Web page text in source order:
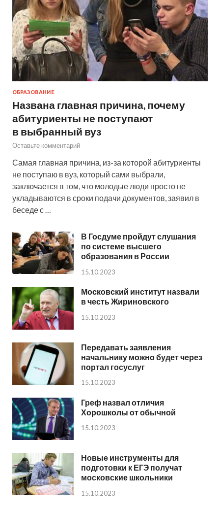
ОБРАЗОВАНИЕ
Названа главная причина, почему
абитуриенты не поступают
в выбранный вуз
Оставьте комментарий
Самая главная причина, из-за которой абитуриенты
не поступаю в вуз, который сами выбрали,
заключается в том, что молодые люди просто не
укладываются в сроки подачи документов, заявил в
беседе с …
В Госдуме пройдут слушания
по системе высшего
образования в России
15.10.2023
Московский институт назвали
в честь Жириновского
15.10.2023
Передавать заявления
начальнику можно будет через
портал госуслуг
15.10.2023
Греф назвал отличия
Хорошколы от обычной
15.10.2023
Новые инструменты для
подготовки к ЕГЭ получат
московские школьники
15.10.2023